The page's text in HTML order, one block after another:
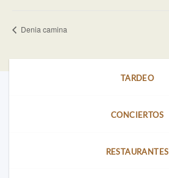
Denia camina
TARDEO
CONCIERTOS
RESTAURANTES